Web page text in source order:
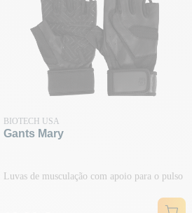
BIOTECH USA
Gants Mary
Luvas de musculação com apoio para o pulso